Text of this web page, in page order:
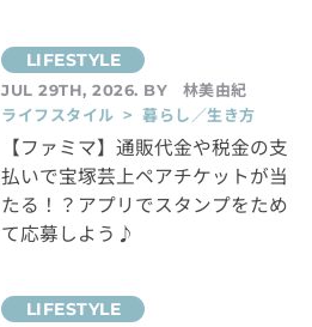
JUL 29TH, 2026. BY
林美由紀
ライフスタイル > 暮らし／生き方
【ファミマ】通販代金や税金の支
払いで宝塚芸上ペアチケットが当
たる！？アプリでスタンプをため
て応募しよう♪